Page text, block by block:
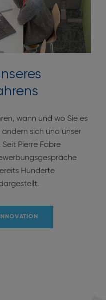
wann und wo Sie es
sich und unser
Pierre Fabre
Hunderte